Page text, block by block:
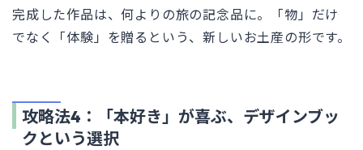
完成した作品は、何よりの旅の記念品に。「物」だけ
でなく「体験」を贈るという、新しいお土産の形です。
攻略法4：「本好き」が喜ぶ、デザインブッ
クという選択